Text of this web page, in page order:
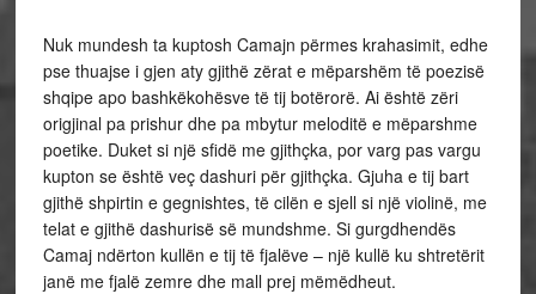
Nuk mundesh ta kuptosh Camajn përmes krahasimit, edhe
pse thuajse i gjen aty gjithë zërat e mëparshëm të poezisë
shqipe apo bashkëkohësve të tij botërorë. Ai është zëri
origjinal pa prishur dhe pa mbytur meloditë e mëparshme
poetike. Duket si një sfidë me gjithçka, por varg pas vargu
kupton se është veç dashuri për gjithçka. Gjuha e tij bart
gjithë shpirtin e gegnishtes, të cilën e sjell si një violinë, me
telat e gjithë dashurisë së mundshme. Si gurgdhendës
Camaj ndërton kullën e tij të fjalëve – një kullë ku shtretërit
janë me fjalë zemre dhe mall prej mëmëdheut.